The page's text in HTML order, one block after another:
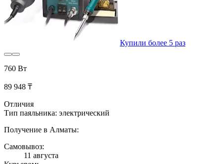
Купили более 5 раз
760 Вт
89 948 ₸
Отличия
Тип паяльника: электрический
Получение в Алматы:
Самовывоз:
11 августа